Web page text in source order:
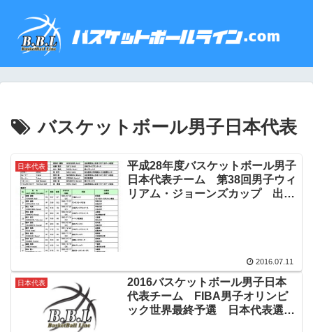
バスケットボール男子日本代表
日本代表
平成28年度バスケットボール男子
日本代表チーム 第38回男子ウィ
リアム・ジョーンズカップ 出場
2016.07.11
日本代表
2016バスケットボール男子日本
代表チーム FIBA男子オリンピ
ック世界最終予選 日本代表選